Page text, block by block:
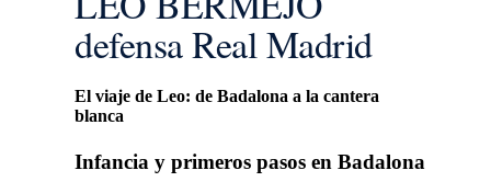
defensa Real Madrid
El viaje de Leo: de Badalona a la cantera
blanca
Infancia y primeros pasos en Badalona